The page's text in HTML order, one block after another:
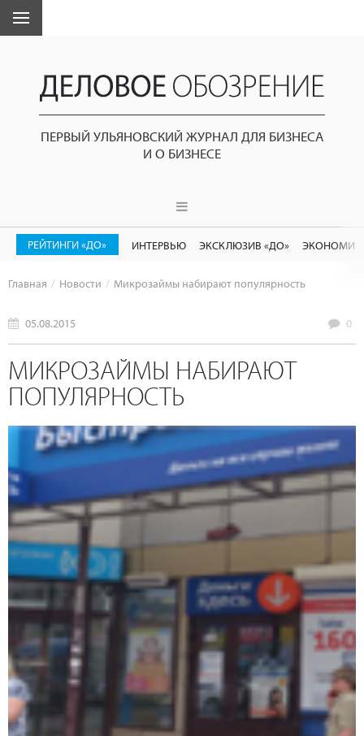
ПЕРВЫЙ УЛЬЯНОВСКИЙ ЖУРНАЛ ДЛЯ БИЗНЕСА
И О БИЗНЕСЕ
РЕЙТИНГИ «ДО» ИНТЕРВЬЮ ЭКСКЛЮЗИВ «ДО»
Главная Новости Микрозаймы набирают популярность
05.08.2015 0
МИКРОЗАЙМЫ НАБИРАЮТ
ПОПУЛЯРНОСТЬ